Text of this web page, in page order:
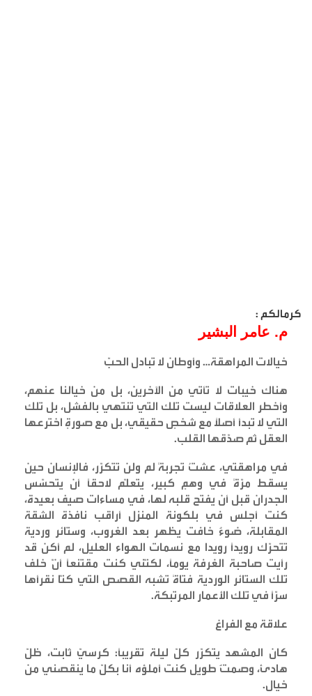
كرمالكم :
م. عامر البشير
خيالات المراهقة… وأوطان لا تبادل الحبّ
هناك خيبات لا تأتي من الآخرين، بل من خيالنا عنهم،
وأخطر العلاقات ليست تلك التي تنتهي بالفشل، بل تلك
التي لا تبدأ أصلًا مع شخصٍ حقيقي، بل مع صورةٍ اخترعها
العقل ثم صدّقها القلب.
في مراهقتي، عشتُ تجربةً لم ولن تتكرّر، فالإنسان حين
يسقط مرّةً في وهمٍ كبير، يتعلّم لاحقًا أن يتحسّس
الجدران قبل أن يفتح قلبه لها، في مساءات صيف بعيدة،
كنت أجلس في بلكونة المنزل أراقب نافذة الشقة
المقابلة، ضوءٌ خافت يظهر بعد الغروب، وستائر وردية
تتحرّك رويداً رويدا مع نسمات الهواء العليل، لم أكن قد
رأيت صاحبة الغرفة يومًا، لكنّني كنت مقتنعًا أنّ خلف
تلك الستائر الوردية فتاةً تشبه القصص التي كنّا نقرأها
سرًّا في تلك الأعمار المرتبكة.
علاقة مع الفراغ
كان المشهد يتكرّر كلّ ليلة تقريبًا: كرسيّ ثابت، ظلّ
هادئ، وصمتٌ طويل كنت أملؤه أنا بكلّ ما ينقصني من
خيال.